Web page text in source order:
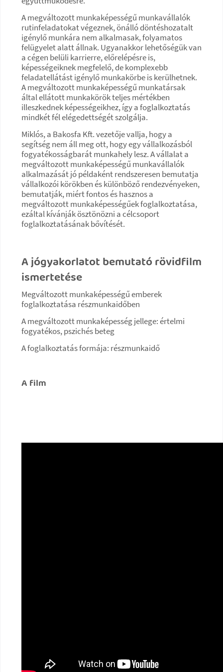
A megváltozott munkaképességű munkavállalók
rutinfeladatokat végeznek, önálló döntéshozatalt
igénylő munkára nem alkalmasak, folyamatos
felügyelet alatt állnak. Ugyanakkor lehetőségük van
a cégen belüli karrierre, előrelépésre is,
képességeiknek megfelelő, de komplexebb
feladatellátást igénylő munkakörbe is kerülhetnek.
A megváltozott munkaképességű munkatársak
által ellátott munkakörök teljes mértékben
illeszkednek képességeikhez, így a foglalkoztatás
mindkét fél elégedettségét szolgálja.
Miklós, a Bakosfa Kft. vezetője vallja, hogy a
segítség nem áll meg ott, hogy egy vállalkozásból
fogyatékosságbarát munkahely lesz. A vállalat a
megváltozott munkaképességű munkavállalók
alkalmazását jó példaként rendszeresen bemutatja
vállalkozói körökben és különböző rendezvényeken,
bemutatják, miért fontos és hasznos a
megváltozott munkaképességűek foglalkoztatása,
ezáltal kívánják ösztönözni a célcsoport
foglalkoztatásának bővítését.
A jógyakorlatot bemutató rövidfilm
ismertetése
Megváltozott munkaképességű emberek
foglalkoztatása részmunkaidőben
A megváltozott munkaképesség jellege: értelmi
fogyatékos, pszichés beteg
A foglalkoztatás formája: részmunkaidő
A film